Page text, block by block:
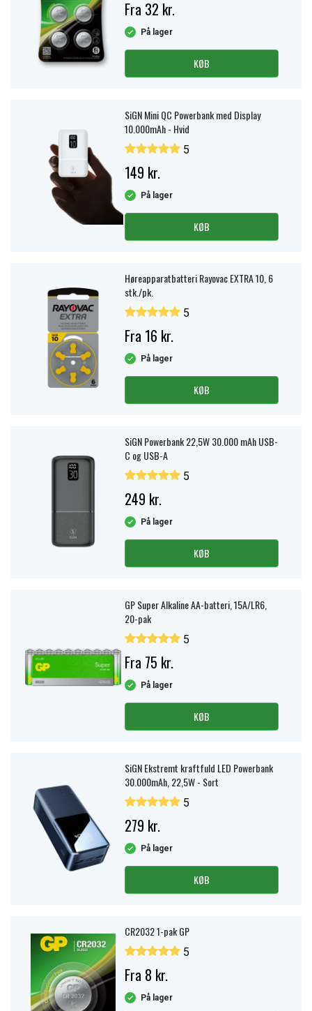
Fra 32 kr.
På lager
KØB
SiGN Mini QC Powerbank med Display
10.000mAh - Hvid
5
149 kr.
På lager
KØB
Høreapparatbatteri Rayovac EXTRA 10, 6
stk./pk.
5
Fra 16 kr.
På lager
KØB
SiGN Powerbank 22,5W 30.000 mAh USB-
C og USB-A
5
249 kr.
På lager
KØB
GP Super Alkaline AA-batteri, 15A/LR6,
20-pak
5
Fra 75 kr.
På lager
KØB
SiGN Ekstremt kraftfuld LED Powerbank
30.000mAh, 22,5W - Sort
5
279 kr.
På lager
KØB
CR2032 1-pak GP
5
Fra 8 kr.
På lager